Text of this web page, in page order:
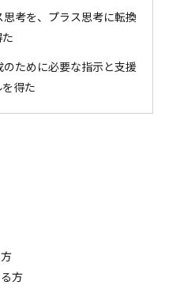
考を、プラス思考に転換
ために必要な指示と支援
得た
方